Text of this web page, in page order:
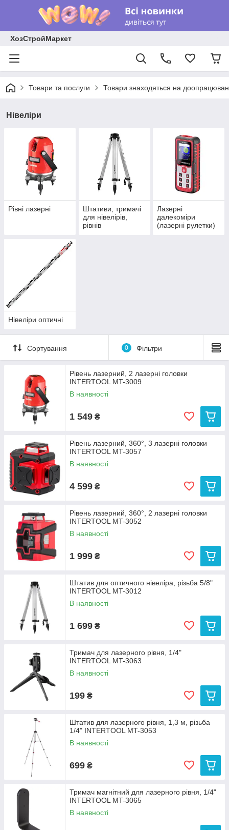
ХозСтройМаркет
Товари та послуги Товари знаходяться на
Нівеліри
Рівні лазерні
Штативи, тримачі
для нівелірів,
рівнів
Лазерні
далекоміри
(лазерні рулетки)
Нівеліри оптичні
Сортування 0 Фільтри
Рівень лазерний, 2 лазерні головки
INTERTOOL MT-3009
В наявності
1 549 ₴
Рівень лазерний, 360°, 3 лазерні головки
INTERTOOL MT-3057
В наявності
4 599 ₴
Рівень лазерний, 360°, 2 лазерні головки
INTERTOOL MT-3052
В наявності
1 999 ₴
Штатив для оптичного нівеліра, різьба 5/8"
INTERTOOL MT-3012
В наявності
1 699 ₴
Тримач для лазерного рівня, 1/4"
INTERTOOL MT-3063
В наявності
199 ₴
Штатив для лазерного рівня, 1,3 м, різьба
1/4" INTERTOOL MT-3053
В наявності
699 ₴
Тримач магнітний для лазерного рівня, 1/4"
INTERTOOL MT-3065
В наявності